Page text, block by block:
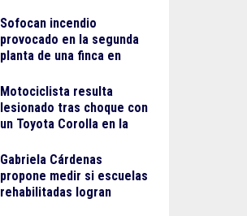
Sofocan incendio
provocado en la segunda
planta de una finca en
Motociclista resulta
lesionado tras choque con
un Toyota Corolla en la
Gabriela Cárdenas
propone medir si escuelas
rehabilitadas logran